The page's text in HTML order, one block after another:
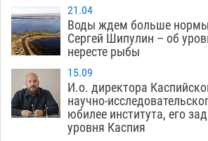
21.04
Воды ждем больше
Сергей Шипулин – об
нересте рыбы
15.09
И.о. директора
научно-
юбилее института, его
уровня Каспия